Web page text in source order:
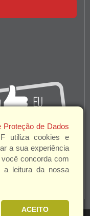
Proteção de Dados
utiliza cookies e
a sua experiência
concorda com
a leitura da nossa
ACEITO